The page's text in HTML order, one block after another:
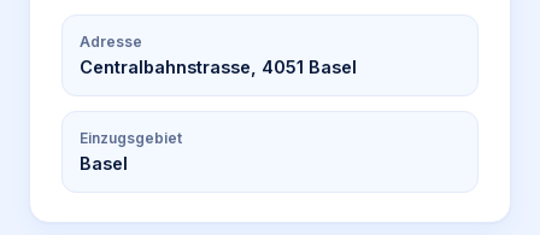
Adresse
Centralbahnstrasse, 4051 Basel
Einzugsgebiet
Basel